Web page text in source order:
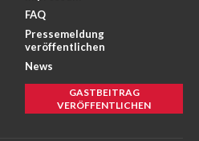
FAQ
Pressemeldung
veröffentlichen
News
GASTBEITRAG
VERÖFFENTLICHEN